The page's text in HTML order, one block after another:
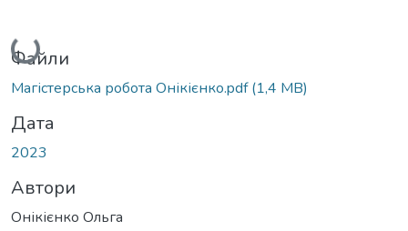
Вантажиться...
Файли
Магістерська робота Онікієнко.pdf(1,4 MB)
Дата
2023
Автори
Онікієнко Ольга